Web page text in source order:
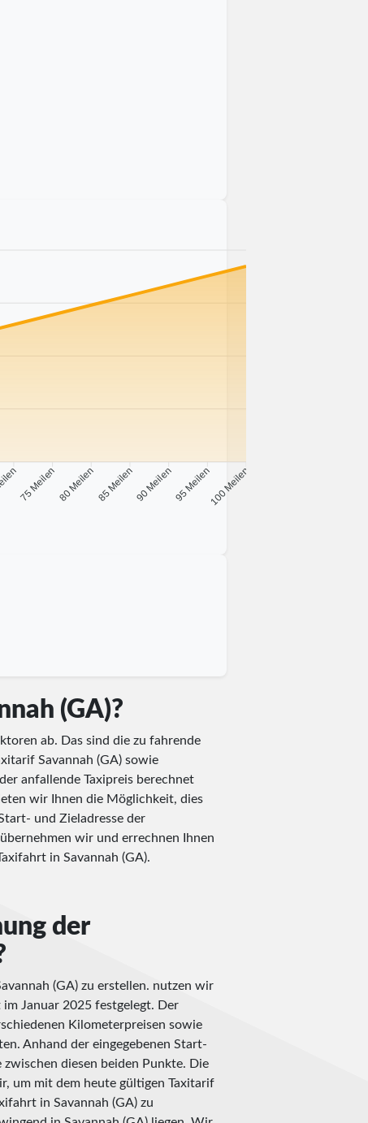
75 Meilen80 Meilen85 Meilen90 Meilen95 Meilen100 Meilen
(GA)?
ab. Das sind die zu fahrende
Savannah (GA) sowie
anfallende Taxipreis berechnet
wir Ihnen die Möglichkeit, dies
und Zieladresse der
wir und errechnen Ihnen
in Savannah (GA).
der
(GA) zu erstellen. nutzen wir
Januar 2025 festgelegt. Der
Kilometerpreisen sowie
Anhand der eingegebenen Start-
diesen beiden Punkte. Die
um mit dem heute gültigen Taxitarif
in Savannah (GA) zu